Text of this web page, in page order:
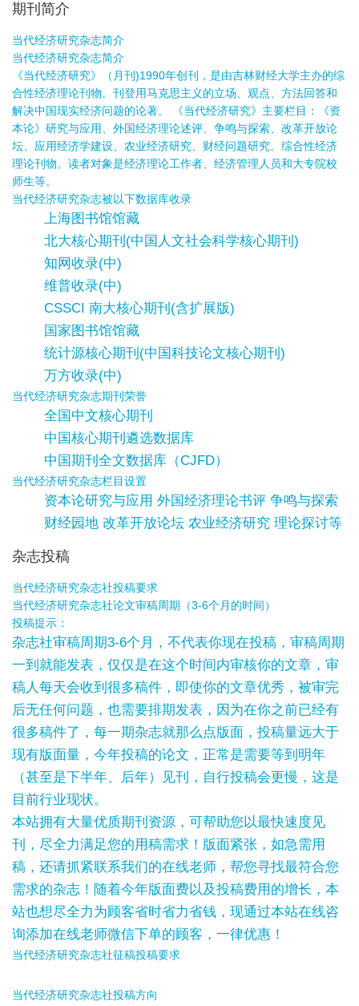
期刊简介
当代经济研究杂志简介
当代经济研究杂志简介
《当代经济研究》（月刊)1990年创刊，是由吉林财经大学主办的综
合性经济理论刊物。刊登用马克思主义的立场、观点、方法回答和
解决中国现实经济问题的论著。 《当代经济研究》主要栏目：《资
本论》研究与应用、外国经济理论述评、争鸣与探索、改革开放论
坛、应用经济学建设、农业经济研究、财经问题研究。综合性经济
理论刊物。读者对象是经济理论工作者、经济管理人员和大专院校
师生等。
当代经济研究杂志被以下数据库收录
上海图书馆馆藏
北大核心期刊(中国人文社会科学核心期刊)
知网收录(中)
维普收录(中)
CSSCI 南大核心期刊(含扩展版)
国家图书馆馆藏
统计源核心期刊(中国科技论文核心期刊)
万方收录(中)
当代经济研究杂志期刊荣誉
全国中文核心期刊
中国核心期刊遴选数据库
中国期刊全文数据库（CJFD）
当代经济研究杂志栏目设置
资本论研究与应用 外国经济理论书评 争鸣与探索
财经园地 改革开放论坛 农业经济研究 理论探讨等
杂志投稿
当代经济研究杂志社投稿要求
当代经济研究杂志社论文审稿周期（3-6个月的时间）
投稿提示：
杂志社审稿周期3-6个月，不代表你现在投稿，审稿周期
一到就能发表，仅仅是在这个时间内审核你的文章，审
稿人每天会收到很多稿件，即使你的文章优秀，被审完
后无任何问题，也需要排期发表，因为在你之前已经有
很多稿件了，每一期杂志就那么点版面，投稿量远大于
现有版面量，今年投稿的论文，正常是需要等到明年
（甚至是下半年、后年）见刊，自行投稿会更慢，这是
目前行业现状。
本站拥有大量优质期刊资源，可帮助您以最快速度见
刊，尽全力满足您的用稿需求！版面紧张，如急需用
稿，还请抓紧联系我们的在线老师，帮您寻找最符合您
需求的杂志！随着今年版面费以及投稿费用的增长，本
站也想尽全力为顾客省时省力省钱，现通过本站在线咨
询添加在线老师微信下单的顾客，一律优惠！
当代经济研究杂志社征稿投稿要求
当代经济研究杂志社投稿方向